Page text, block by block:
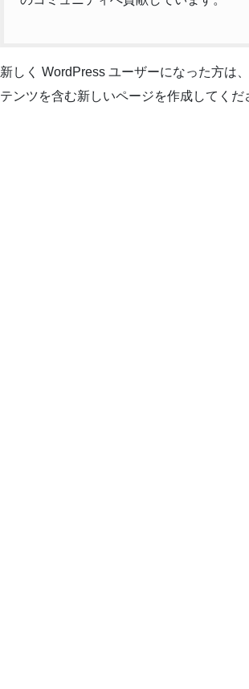
新しく WordPress ユーザーになった方は、
テンツを含む新しいページを作成してく